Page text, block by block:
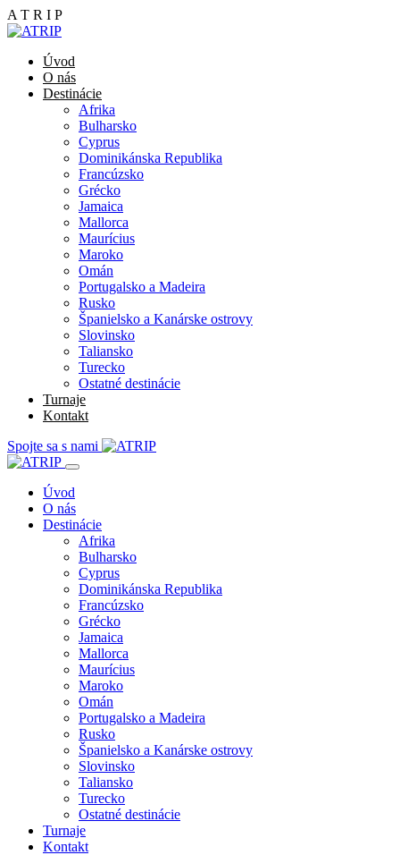
A T R I P
Úvod
O nás
Destinácie
Afrika
Bulharsko
Cyprus
Dominikánska Republika
Francúzsko
Grécko
Jamaica
Mallorca
Maurícius
Maroko
Omán
Portugalsko a Madeira
Rusko
Španielsko a Kanárske ostrovy
Slovinsko
Taliansko
Turecko
Ostatné destinácie
Turnaje
Kontakt
Spojte sa s nami
Úvod
O nás
Destinácie
Afrika
Bulharsko
Cyprus
Dominikánska Republika
Francúzsko
Grécko
Jamaica
Mallorca
Maurícius
Maroko
Omán
Portugalsko a Madeira
Rusko
Španielsko a Kanárske ostrovy
Slovinsko
Taliansko
Turecko
Ostatné destinácie
Turnaje
Kontakt